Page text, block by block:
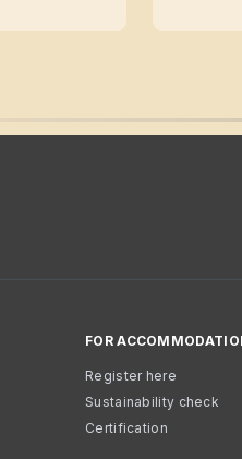
FOR
Register here
Sustainability check
Certification